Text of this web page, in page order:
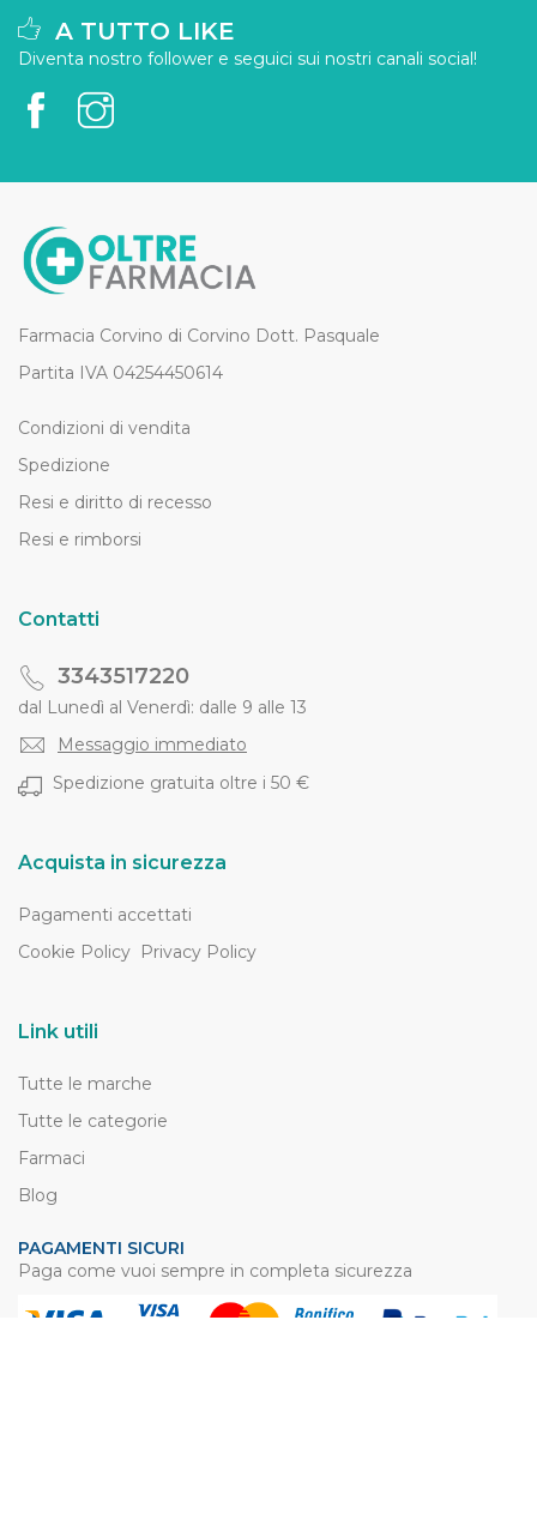
A TUTTO LIKE
Diventa nostro follower e seguici sui nostri canali social!
Farmacia Corvino di Corvino Dott. Pasquale
Partita IVA 04254450614
Condizioni di vendita
Spedizione
Resi e diritto di recesso
Resi e rimborsi
Contatti
3343517220
dal Lunedì al Venerdì: dalle 9 alle 13
Messaggio immediato
Spedizione gratuita oltre i 50 €
Acquista in sicurezza
Pagamenti accettati
Cookie Policy Privacy Policy
Link utili
Tutte le marche
Tutte le categorie
Farmaci
Blog
PAGAMENTI SICURI
Paga come vuoi sempre in completa sicurezza